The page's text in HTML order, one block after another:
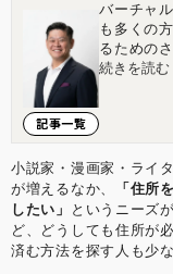
広島店 広
A号室
記事一覧
バーチャ
も多くの
るための
す。企業
成。社内
などの常
【学歴】
卒業
ナー登壇
限に提供
続きを読む
小説家・漫画家・ライ
が増えるなか、
「住所
したい」
というニーズ
ど、どうしても住所が
済む方法を探す人も少